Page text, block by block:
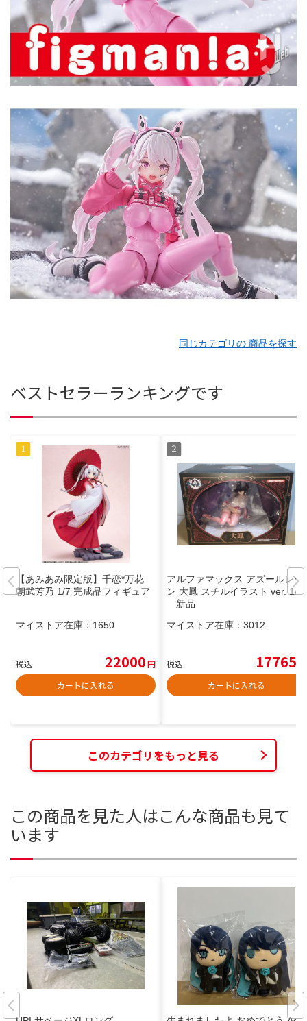
同じカテゴリの 商品を探す
ベストセラーランキングです
【あみあみ限定版】千恋*万花
朝武芳乃 1/7 完成品フィギュア
マイストア在庫： 1650
税込 22000円
カートに入れる
アルファマックス アズールレー
ン 大鳳 スチルイラスト ver. 1/4
新品
マイストア在庫： 3012
税込 17765
カートに入れる
このカテゴリをもっと見る
この商品を見た人はこんな商品も見て
います